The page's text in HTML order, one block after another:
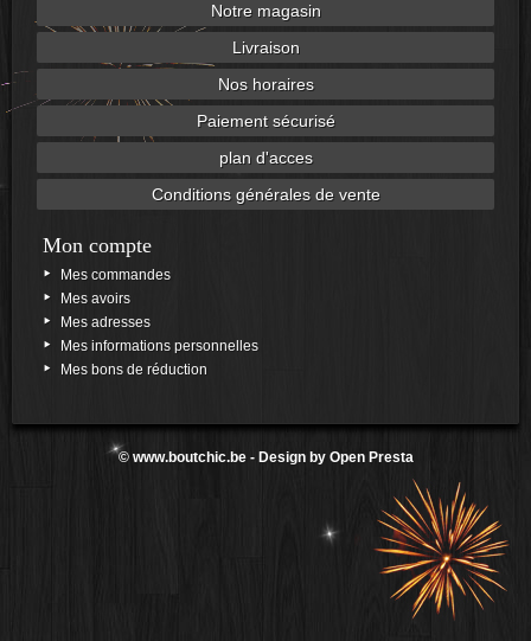
Notre magasin
Livraison
Nos horaires
Paiement sécurisé
plan d'acces
Conditions générales de vente
Mon compte
Mes commandes
Mes avoirs
Mes adresses
Mes informations personnelles
Mes bons de réduction
© www.boutchic.be- Design by Open Presta